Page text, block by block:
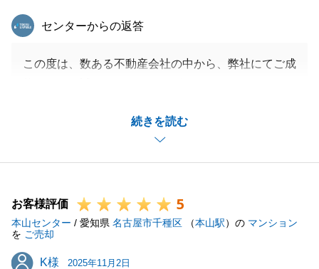
続きを読む
東急リバブル
センターからの返答
この度は、数ある不動産会社の中から、弊社にてご成
けましたこと大変うれしく思っております。
今後とも何かご相談事項がありましたら、いつでもお
気軽にご連絡ください。
お客様評価 5
本山センター / 愛知県 名古屋市千種区 （本山駅）の マンション
を ご売却
K様
K様 2025年11月2日